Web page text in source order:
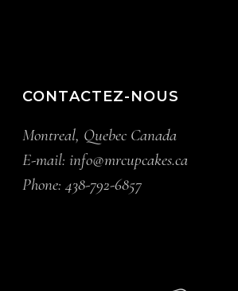
CONTACTEZ-NOUS
Montreal, Quebec Canada
E-mail:info@mrcupcakes.ca
Phone:438-792-6857